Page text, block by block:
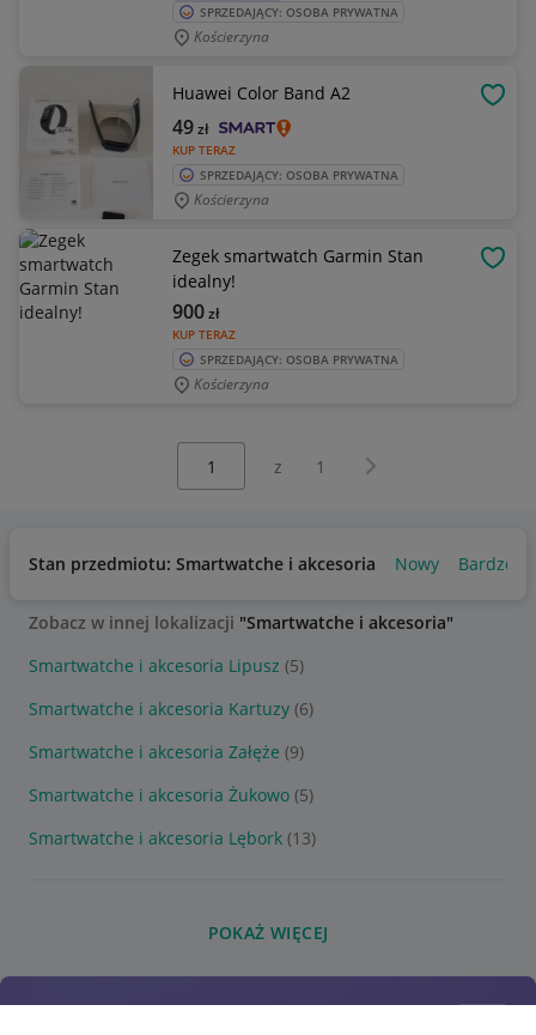
SPRZEDAJĄCY: OSOBA PRYWATNA
Kościerzyna
Huawei Color Band A2
KUP TERAZ
49zł
SPRZEDAJĄCY: OSOBA PRYWATNA
Kościerzyna
Zegek smartwatch Garmin Stan
idealny!
KUP TERAZ
900zł
SPRZEDAJĄCY: OSOBA PRYWATNA
Kościerzyna
z 1 Następna strona
Stan przedmiotu: Smartwatche i akcesoria Nowy Bardzo
Zobacz w innej lokalizacji "Smartwatche i akcesoria"
Smartwatche i akcesoria Lipusz (5)
Smartwatche i akcesoria Kartuzy (6)
Smartwatche i akcesoria Załęże (9)
Smartwatche i akcesoria Żukowo (5)
Smartwatche i akcesoria Lębork (13)
POKAŻ WIĘCEJ